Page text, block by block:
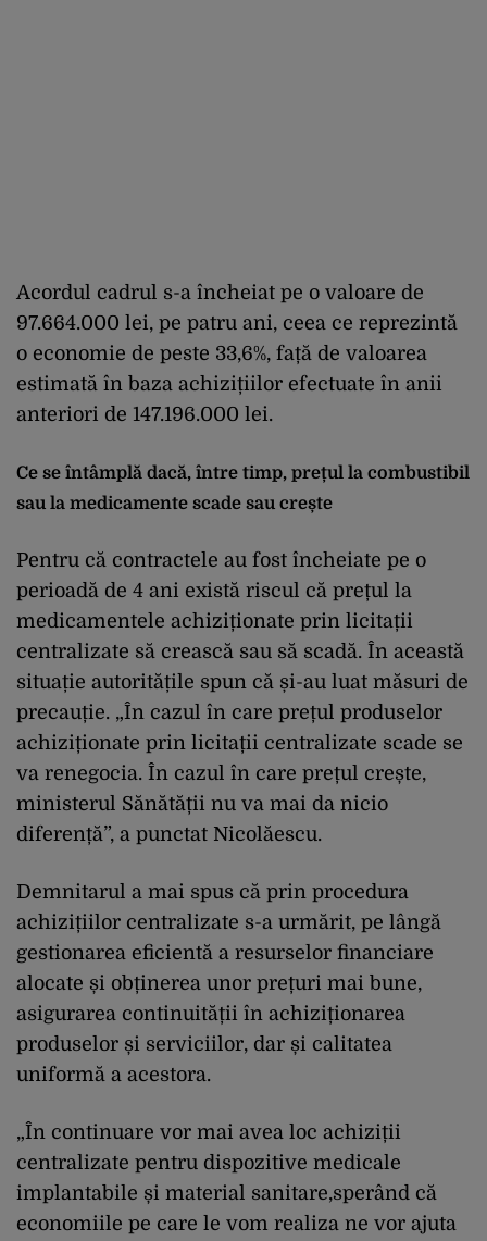
Acordul cadrul s-a încheiat pe o valoare de
97.664.000 lei, pe patru ani, ceea ce reprezintă
o economie de peste 33,6%, față de valoarea
estimată în baza achizițiilor efectuate în anii
anteriori de 147.196.000 lei.
Ce se întâmplă dacă, între timp, prețul la combustibil
sau la medicamente scade sau crește
Pentru că contractele au fost încheiate pe o
perioadă de 4 ani există riscul că prețul la
medicamentele achiziționate prin licitații
centralizate să crească sau să scadă. În această
situație autoritățile spun că și-au luat măsuri de
precauție. „În cazul în care prețul produselor
achiziționate prin licitații centralizate scade se
va renegocia. În cazul în care prețul crește,
ministerul Sănătății nu va mai da nicio
diferență”, a punctat Nicolăescu.
Demnitarul a mai spus că prin procedura
achizițiilor centralizate s-a urmărit, pe lângă
gestionarea eficientă a resurselor financiare
alocate și obținerea unor prețuri mai bune,
asigurarea continuității în achiziționarea
produselor și serviciilor, dar și calitatea
uniformă a acestora.
„În continuare vor mai avea loc achiziții
centralizate pentru dispozitive medicale
implantabile și material sanitare,sperând că
economiile pe care le vom realiza ne vor ajuta